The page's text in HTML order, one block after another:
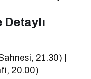
Detaylı
21.30) |
20.00)